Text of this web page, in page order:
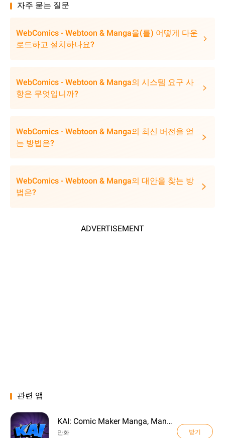
자주 묻는 질문
WebComics - Webtoon & Manga을(를) 어떻게 다운
로드하고 설치하나요?
WebComics - Webtoon & Manga의 시스템 요구 사
항은 무엇입니까?
WebComics - Webtoon & Manga의 최신 버전을 얻
는 방법은?
WebComics - Webtoon & Manga의 대안을 찾는 방
법은?
ADVERTISEMENT
관련 앱
KAI: Comic Maker Manga, Manhwa
만화 받기